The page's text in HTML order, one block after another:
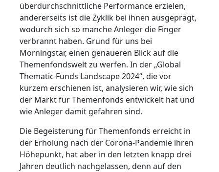
überdurchschnittliche Performance erzielen,
andererseits ist die Zyklik bei ihnen ausgeprägt,
wodurch sich so manche Anleger die Finger
verbrannt haben. Grund für uns bei
Morningstar, einen genaueren Blick auf die
Themenfondswelt zu werfen. In der „Global
Thematic Funds Landscape 2024“, die vor
kurzem erschienen ist, analysieren wir, wie sich
der Markt für Themenfonds entwickelt hat und
wie Anleger damit gefahren sind.
Die Begeisterung für Themenfonds erreicht in
der Erholung nach der Corona-Pandemie ihren
Höhepunkt, hat aber in den letzten knapp drei
Jahren deutlich nachgelassen, denn auf den